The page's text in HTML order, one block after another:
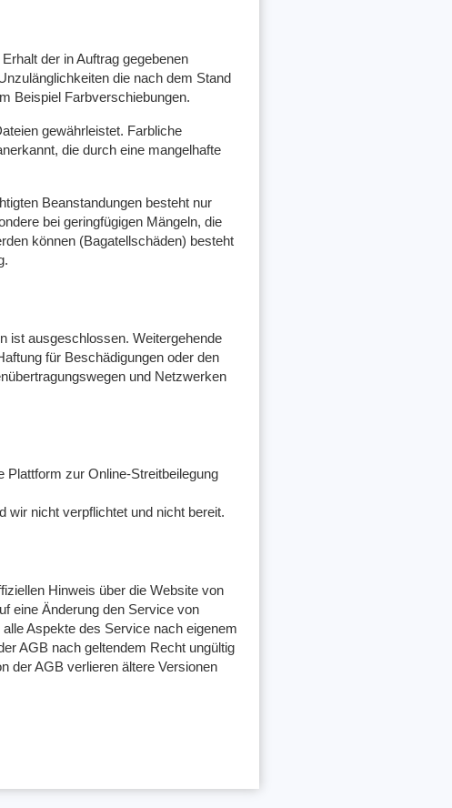
der in Auftrag gegebenen
die nach dem Stand
Beispiel Farbverschiebungen.
gewährleistet. Farbliche
die durch eine mangelhafte
Beanstandungen besteht nur
bei geringfügigen Mängeln, die
können (Bagatellschäden) besteht
ist ausgeschlossen. Weitergehende
für Beschädigungen oder den
und Netzwerken
zur Online-Streitbeilegung
wir nicht verpflichtet und nicht bereit.
Hinweis über die Website von
eine Änderung den Service von
Aspekte des Service nach eigenem
AGB nach geltendem Recht ungültig
der AGB verlieren ältere Versionen